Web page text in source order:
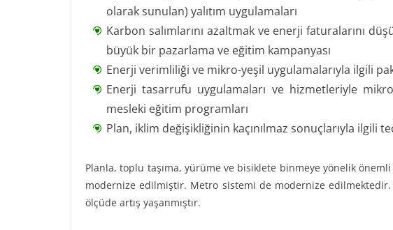
olarak sunulan) yalıtım uygulamaları
Karbon salımlarını azaltmak ve enerji faturalarını
büyük bir pazarlama ve eğitim kampanyası
Enerji verimliliği ve mikro-yeşil uygulamalarıyla ilgili
Enerji tasarrufu uygulamaları ve hizmetleriyle
mesleki eğitim programları
Plan, iklim değişikliğinin kaçınılmaz sonuçlarıyla
Planla, toplu taşıma, yürüme ve bisiklete binmeye yönelik
modernize edilmiştir. Metro sistemi de modernize edilmektedir.
ölçüde artış yaşanmıştır.